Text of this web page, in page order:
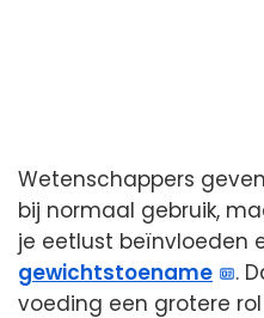
Wetenschappers
bij normaal gebruik,
je eetlust beïnvloeden
gewichtstoename
.
voeding een grotere